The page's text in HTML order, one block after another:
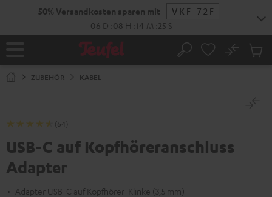
50% Versandkosten sparen mit
VKF-72F
06 D 08 H 14 M 24 S
Startseite Suche
No
ZUBEHÖR KABEL
(64)
USB-C auf Kopfhöreranschluss
Adapter
Adapter USB-C auf Kopfhörer-Klinke (3,5 mm)